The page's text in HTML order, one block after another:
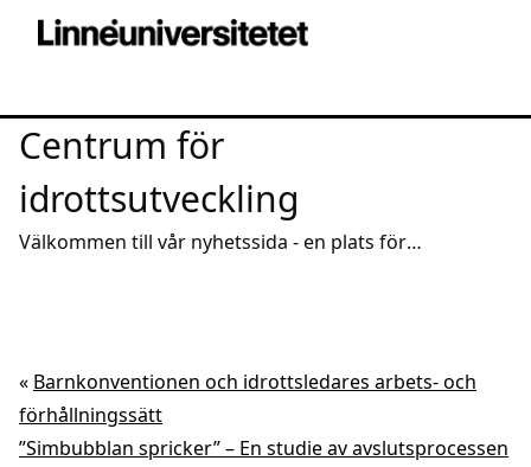
Centrum för
idrottsutveckling
Välkommen till vår nyhetssida - en plats för
« Barnkonventionen och idrottsledares arbets- och
förhållningssätt
”Simbubblan spricker” – En studie av avslutsprocessen